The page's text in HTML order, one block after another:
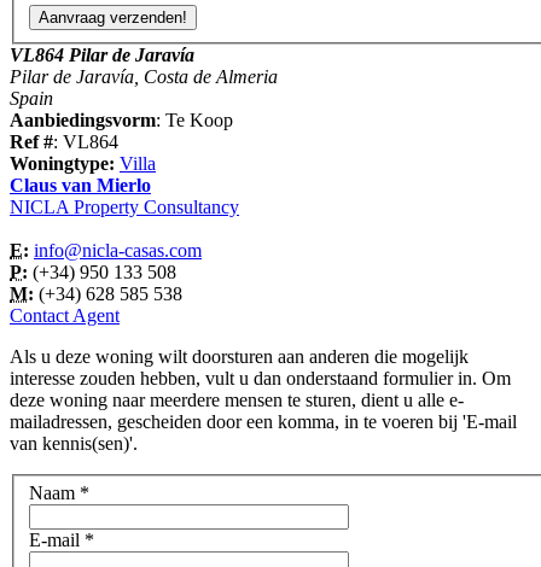
VL864 Pilar de Jaravía
Pilar de Jaravía, Costa de Almeria
Spain
Aanbiedingsvorm: Te Koop
Ref #: VL864
Woningtype: Villa
Claus van Mierlo
NICLA Property Consultancy
E: info@nicla-casas.com
P: (+34) 950 133 508
M: (+34) 628 585 538
Contact Agent
Als u deze woning wilt doorsturen aan anderen die mogelijk
interesse zouden hebben, vult u dan onderstaand formulier in. Om
deze woning naar meerdere mensen te sturen, dient u alle e-
mailadressen, gescheiden door een komma, in te voeren bij 'E-mail
van kennis(sen)'.
Naam *
E-mail *